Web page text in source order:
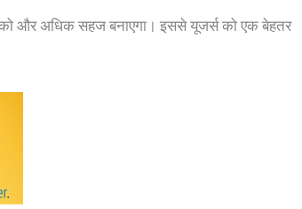
और अधिक सहज बनाएगा। इससे यूजर्स को एक बेहतर